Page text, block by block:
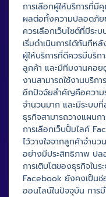
การเลือกผู้ให้บริการที่
ผลต่อทั้งความปลอดภั
ควรเลือกเว็บไซต์ที่มีระ
เริ่มดำเนินการได้ทันทีห
ผู้ให้บริการที่ดีควรมีบริ
ลูกค้า และมีทีมงานคอย
งานสามารถใช้งานบริกา
อีกปัจจัยสำคัญคือความร
จำนวนมาก และมีระบบที่
ธุรกิจสามารถวางแผนก
การเลือกเว็บปั้มไลค์
ไว้วางใจจากลูกค้าจำน
อย่างมีประสิทธิภาพ ป
การเติบโตของธุรกิจในร
Facebook ยังคงเป็น
ออนไลน์ในปัจจุบัน การ